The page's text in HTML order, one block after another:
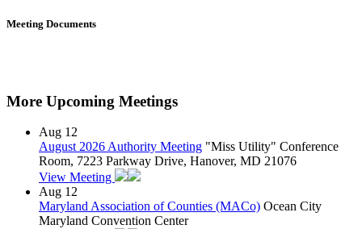
Meeting Documents
More Upcoming Meetings
Aug 12
August 2026 Authority Meeting "Miss Utility" Conference
Room, 7223 Parkway Drive, Hanover, MD 21076
View Meeting
Aug 12
Maryland Association of Counties (MACo) Ocean City
Maryland Convention Center